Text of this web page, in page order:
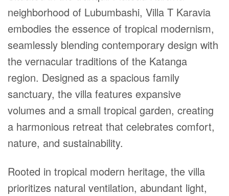
neighborhood of Lubumbashi, Villa T Karavia
embodies the essence of tropical modernism,
seamlessly blending contemporary design with
the vernacular traditions of the Katanga
region. Designed as a spacious family
sanctuary, the villa features expansive
volumes and a small tropical garden, creating
a harmonious retreat that celebrates comfort,
nature, and sustainability.
Rooted in tropical modern heritage, the villa
prioritizes natural ventilation, abundant light,